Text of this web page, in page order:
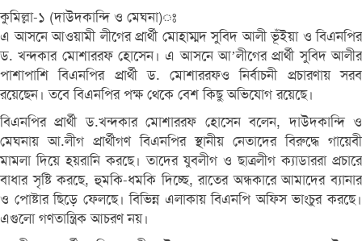
কুমিল্লা-১ (দাউদকান্দি ও মেঘনা)ঃ
এ আসনে আওয়ামী লীগের প্রার্থী মোহাম্মদ সুবিদ আলী ভূঁইয়া ও বিএনপির
ড. খন্দকার মোশাররফ হোসেন। এ আসনে আ’লীগের প্রার্থী সুবিদ আলীর
পাশাপাশি বিএনপির প্রার্থী ড. মোশাররফও নির্বাচনী প্রচারণায় সরব
রয়েছেন। তবে বিএনপির পক্ষ থেকে বেশ কিছু অভিযোগ রয়েছে।
বিএনপির প্রার্থী ড.খন্দকার মোশাররফ হোসেন বলেন, দাউদকান্দি ও
মেঘনায় আ.লীগ প্রার্থীগণ বিএনপির স্থানীয় নেতাদের বিরুদ্ধে গায়েবী
মামলা দিয়ে হয়রানি করছে। তাদের যুবলীগ ও ছাত্রলীগ ক্যাডাররা প্রচারে
বাধার সৃষ্টি করছে, হুমকি-ধমকি দিচ্ছে, রাতের অন্ধকারে আমাদের ব্যানার
ও পোষ্টার ছিড়ে ফেলছে। বিভিন্ন এলাকায় বিএনপি অফিস ভাংচুর করছে।
এগুলো গণতান্ত্রিক আচরণ নয়।